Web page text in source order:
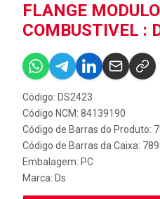
FLANGE
COMBUSTIVEL :
Código: DS2423
Código NCM: 84139190
Código de Barras do Produto:
Código de Barras da Caixa:
Embalagem: PC
Marca: Ds